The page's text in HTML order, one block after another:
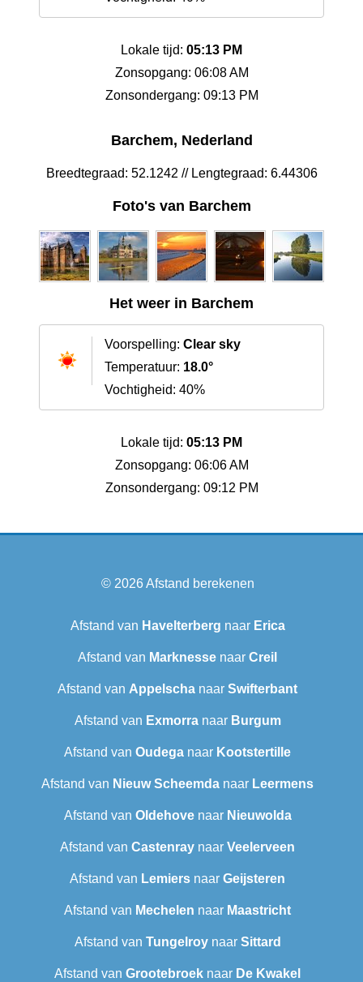
Lokale tijd: 05:13 PM
Zonsopgang: 06:08 AM
Zonsondergang: 09:13 PM
Barchem, Nederland
Breedtegraad: 52.1242 // Lengtegraad: 6.44306
Foto's van Barchem
Het weer in Barchem
Voorspelling: Clear sky
Temperatuur: 18.0°
Vochtigheid: 40%
Lokale tijd: 05:13 PM
Zonsopgang: 06:06 AM
Zonsondergang: 09:12 PM
© 2026Afstand berekenen
Afstand van Havelterberg naar Erica
Afstand van Marknesse naar Creil
Afstand van Appelscha naar Swifterbant
Afstand van Exmorranaar Burgum
Afstand van Oudega naar Kootstertille
Afstand van Nieuw Scheemda naar Leermens
Afstand van Oldehovenaar Nieuwolda
Afstand van Castenray naar Veelerveen
Afstand van Lemiers naar Geijsteren
Afstand van Mechelen naar Maastricht
Afstand van Tungelroynaar Sittard
Afstand van Grootebroek naar De Kwakel